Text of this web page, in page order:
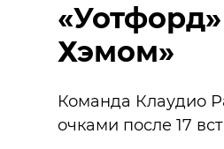
Хэмом»
Команда Клаудио
очками после 17